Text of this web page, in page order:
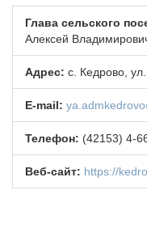
Обработка
Партнеры Совета
Полезные ссылки
Контактная
НОВОСТИ
ВАРМСУ
НАСЕЛЕНИЕ И МСУ
Глава сельского
Алексей
Адрес: с. Кедрово,
E-mail:
Телефон: (42153) 4-
Веб-сайт: https://